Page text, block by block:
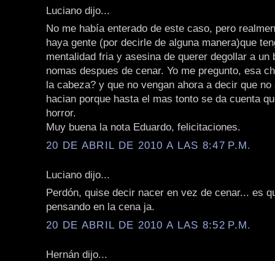
Luciano dijo...
No me había enterado de este caso, pero
haya gente (por decirle de alguna manera)que
mentalidad fria y asesina de querer degollar a un
nomas despues de cenar. Yo me pregunto, esa
la cabeza? y que no vengan ahora a decir que no
hacian porque hasta el mas tonto se da cuenta
horror.
Muy buena la nota Eduardo, felicitaciones.
20 DE ABRIL DE 2010 A LAS 8:47 P.M.
Luciano dijo...
Perdón, quise decir nacer en vez de cenar... es
pensando en la cena ja.
20 DE ABRIL DE 2010 A LAS 8:52 P.M.
Hernán dijo...